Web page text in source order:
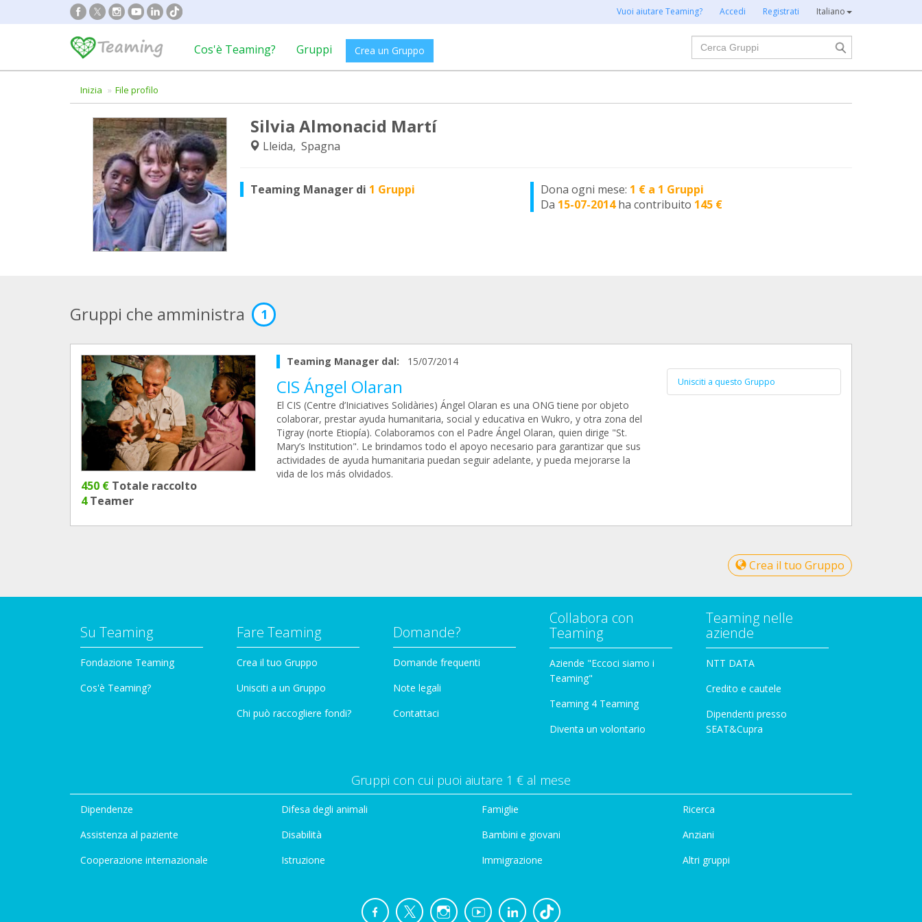
Vuoi aiutare Teaming? Accedi Registrati Italiano
Cos'è Teaming? Gruppi Crea un Gruppo
Cerca
Inizia File profilo
Silvia Almonacid Martí
Lleida, Spagna
Teaming Manager di 1 Gruppi Dona ogni mese: 1 € a 1 Gruppi
Da 15-07-2014 ha contribuito 145 €
Gruppi che amministra 1
450 € Totale raccolto
4Teamer
Teaming Manager dal: 15/07/2014
CIS Ángel Olaran
El CIS (Centre d’Iniciatives Solidàries) Ángel Olaran es una ONG tiene por objeto
colaborar, prestar ayuda humanitaria, social y educativa en Wukro, y otra zona del
Tigray (norte Etiopía). Colaboramos con el Padre Ángel Olaran, quien dirige "St.
Mary’s Institution". Le brindamos todo el apoyo necesario para garantizar que sus
actividades de ayuda humanitaria puedan seguir adelante, y pueda mejorarse la
vida de los más olvidados.
Unisciti a questo Gruppo
Crea il tuo Gruppo
Su Teaming
Fondazione Teaming
Cos'è Teaming?
Fare Teaming
Crea il tuo Gruppo
Unisciti a un Gruppo
Chi può raccogliere fondi?
Domande?
Domande frequenti
Note legali
Contattaci
Collabora con
Teaming
Aziende "Eccoci siamo i
Teaming"
Teaming 4 Teaming
Diventa un volontario
Teaming nelle
aziende
NTT DATA
Credito e cautele
Dipendenti presso
SEAT&Cupra
Gruppi con cui puoi aiutare 1 € al mese
Dipendenze
Assistenza al paziente
Cooperazione internazionale
Difesa degli animali
Disabilità
Istruzione
Famiglie
Bambini e giovani
Immigrazione
Ricerca
Anziani
Altri gruppi